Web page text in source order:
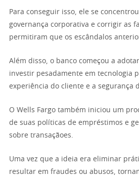
Para conseguir isso, ele se
governança corporativa e corrigir as
permitiram que os escândalos
Além disso, o banco começou a
investir pesadamente em tecnologia
experiência do cliente e a segurança
O Wells Fargo também iniciou um
de suas políticas de empréstimos e
sobre transaçãoes.
Uma vez que a ideia era eliminar
resultar em fraudes ou abusos,